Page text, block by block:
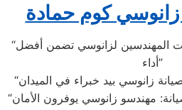
كوم حمادة
“خبراء في الصيانة: خدمات المهندسين لزانوسي تضمن أفضل
أداء”
“جودة في كل تفاصيل الصيانة: مهندسو زانوسي يوفرون الأمان